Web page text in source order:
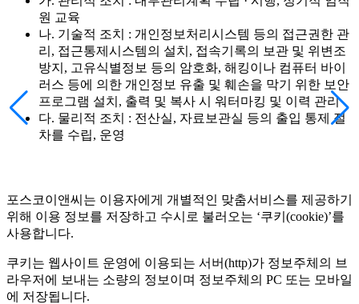
원 교육
나. 기술적 조치 : 개인정보처리시스템 등의 접근권한 관
리, 접근통제시스템의 설치, 접속기록의 보관 및 위변조
방지, 고유식별정보 등의 암호화, 해킹이나 컴퓨터 바이
러스 등에 의한 개인정보 유출 및 훼손을 막기 위한 보안
프로그램 설치, 출력 및 복사 시 워터마킹 및 이력 관리
다. 물리적 조치 : 전산실, 자료보관실 등의 출입 통제 절
차를 수립, 운영
포스코이앤씨는 이용자에게 개별적인 맞춤서비스를 제공하기
위해 이용 정보를 저장하고 수시로 불러오는 ‘쿠키(cookie)’를
사용합니다.
쿠키는 웹사이트 운영에 이용되는 서버(http)가 정보주체의 브
라우저에 보내는 소량의 정보이며 정보주체의 PC 또는 모바일
에 저장됩니다.